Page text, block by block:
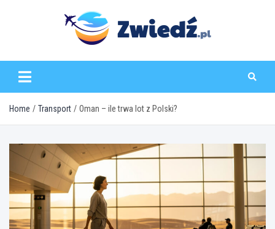
zwiedz.pl
Home Transport Oman – ile trwa lot z Polski?